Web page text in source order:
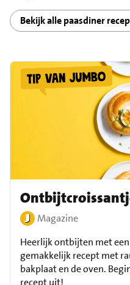
Bekijk alle paasdiner
Magazine
Heerlijk ontbijten met
gemakkelijk recept met
bakplaat en de oven.
recept uit!